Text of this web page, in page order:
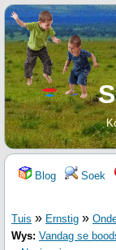
Blog Soek
Tuis » Ernstig »
Wys: Vandag se